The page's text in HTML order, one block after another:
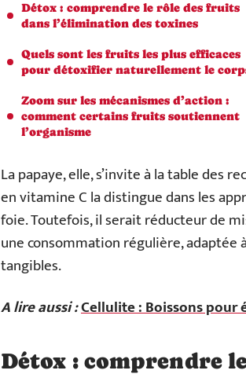
Détox : comprendre le rôle des fruits
dans l’élimination des toxines
Quels sont les fruits les plus efficaces
pour détoxifier naturellement le
Zoom sur les mécanismes d’action :
comment certains fruits soutiennent
l’organisme
La papaye, elle, s’invite à la table des
en vitamine C la distingue dans les
foie. Toutefois, il serait réducteur de
une consommation régulière, adaptée
tangibles.
A lire aussi :Cellulite : Boissons
Détox : comprendre